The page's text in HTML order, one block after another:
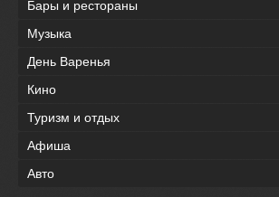
Бары и рестораны
Музыка
День Варенья
Кино
Туризм и отдых
Афиша
Авто